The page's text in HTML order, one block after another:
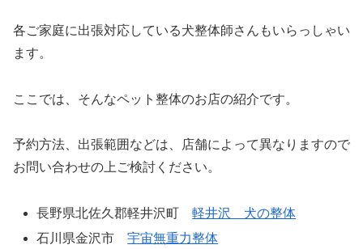
各ご家庭に出張対応している犬整体師さんもいらっしゃい
ます。
ここでは、そんなペット整体のお店の紹介です。
予約方法、出張範囲などは、店舗によって異なりますので
お問い合わせの上ご検討ください。
長野県北佐久郡軽井沢町軽井沢 犬の整体
石川県金沢市宇宙無重力整体